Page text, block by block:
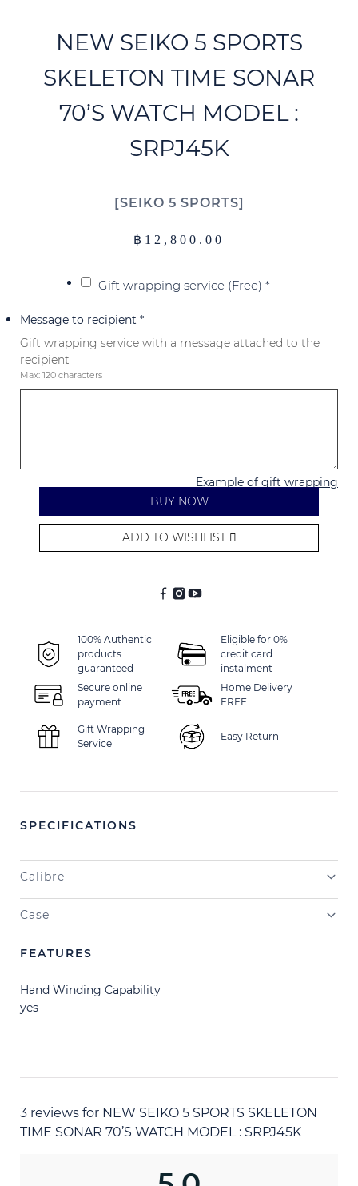
NEW SEIKO 5 SPORTS
SKELETON TIME SONAR
70’S WATCH MODEL :
SRPJ45K
฿ 12,800.00
SEIKO 5 SPORTS
Gift wrapping service (Free) *
Message to recipient *
Gift wrapping service with a message attached to the
recipient
Max: 120 characters
Example of gift wrapping
BUY NOW
ADD TO WISHLIST
100% Authentic
products
guaranteed
Eligible for 0%
credit card
instalment
Secure online
payment
Home Delivery
FREE
Gift Wrapping
Service
Easy Return
SPECIFICATIONS
Calibre
Case
FEATURES
Hand Winding Capability
yes
3 reviews for NEW SEIKO 5 SPORTS SKELETON
TIME SONAR 70’S WATCH MODEL : SRPJ45K